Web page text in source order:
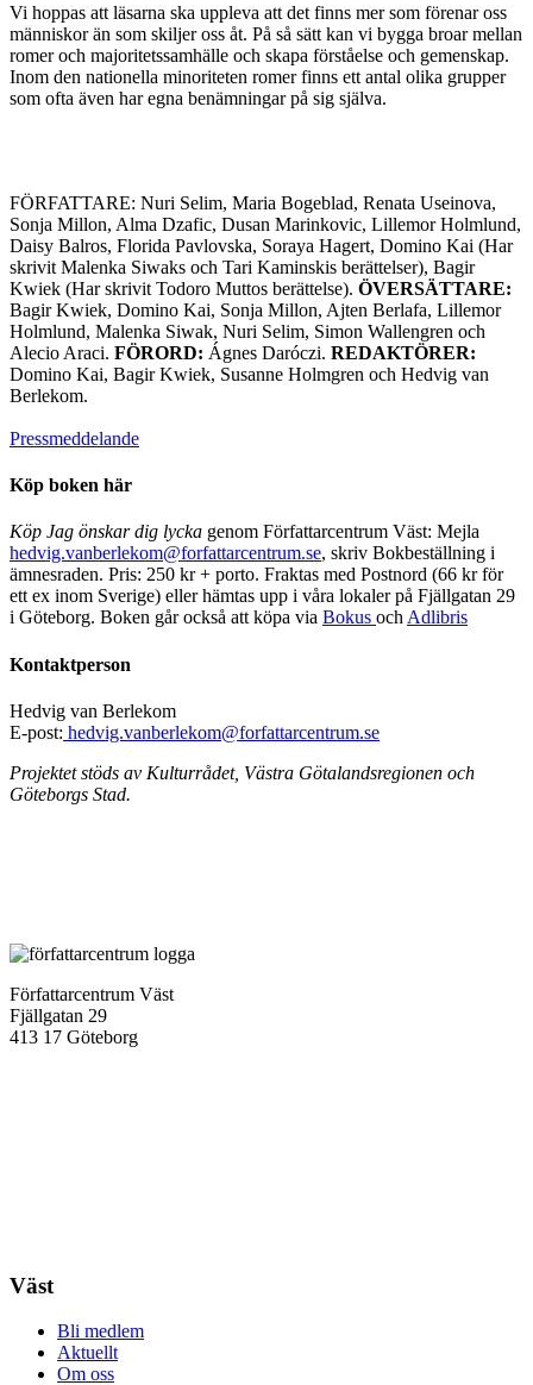
Vi hoppas att läsarna ska uppleva att det finns mer som förenar oss
människor än som skiljer oss åt. På så sätt kan vi bygga broar mellan
romer och majoritetssamhälle och skapa förståelse och gemenskap.
Inom den nationella minoriteten romer finns ett antal olika grupper
som ofta även har egna benämningar på sig själva.
FÖRFATTARE: Nuri Selim, Maria Bogeblad, Renata Useinova,
Sonja Millon, Alma Dzafic, Dusan Marinkovic, Lillemor Holmlund,
Daisy Balros, Florida Pavlovska, Soraya Hagert, Domino Kai (Har
skrivit Malenka Siwaks och Tari Kaminskis berättelser), Bagir
Kwiek (Har skrivit Todoro Muttos berättelse). ÖVERSÄTTARE:
Bagir Kwiek, Domino Kai, Sonja Millon, Ajten Berlafa, Lillemor
Holmlund, Malenka Siwak, Nuri Selim, Simon Wallengren och
Alecio Araci. FÖRORD: Ágnes Daróczi. REDAKTÖRER:
Domino Kai, Bagir Kwiek, Susanne Holmgren och Hedvig van
Berlekom.
Pressmeddelande
Köp boken här
Köp Jag önskar dig lycka genom Författarcentrum Väst: Mejla
hedvig.vanberlekom@forfattarcentrum.se, skriv Bokbeställning i
ämnesraden. Pris: 250 kr + porto. Fraktas med Postnord (66 kr för
ett ex inom Sverige) eller hämtas upp i våra lokaler på Fjällgatan 29
i Göteborg. Boken går också att köpa via Bokus och Adlibris
Kontaktperson
Hedvig van Berlekom
E-post: hedvig.vanberlekom@forfattarcentrum.se
Projektet stöds av Kulturrådet, Västra Götalandsregionen och
Göteborgs Stad.
Författarcentrum Väst
Fjällgatan 29
413 17 Göteborg
Väst
Bli medlem
Aktuellt
Om oss